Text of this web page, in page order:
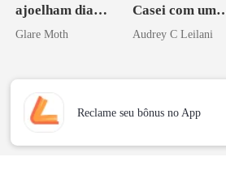
ajoelham diante
de mim
Glare Moth
Casei com um
Magnata
Audrey C Leilani
Reclame seu bônus no App